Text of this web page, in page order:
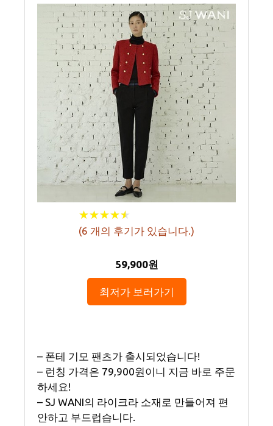
★★★★★
★★★★★
(6 개의 후기가 있습니다.)
59,900원
최저가 보러가기
– 폰테 기모 팬츠가 출시되었습니다!
– 런칭 가격은 79,900원이니 지금 바로 주문
하세요!
– SJ WANI의 라이크라 소재로 만들어져 편
안하고 부드럽습니다.